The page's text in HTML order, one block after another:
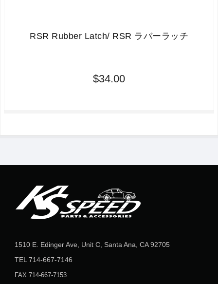
RSR Rubber Latch/ RSR ラバーラッチ
$34.00
1510 E. Edinger Ave, Unit C, Santa Ana, CA 92705
TEL714-667-7146
FAX 714-667-7153